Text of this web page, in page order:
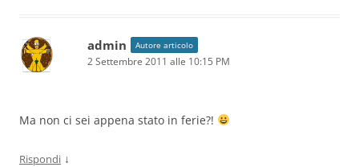
admin Autore articolo
2 Settembre 2011 alle 10:15 PM
Ma non ci sei appena stato in ferie?!
Rispondi ↓